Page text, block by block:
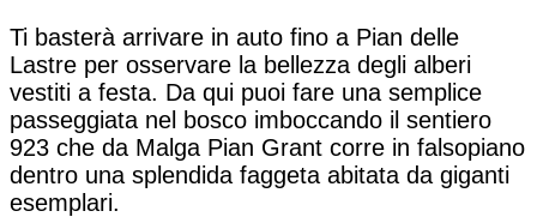
Ti basterà arrivare in auto fino a Pian delle
Lastre per osservare la bellezza degli alberi
vestiti a festa. Da qui puoi fare una semplice
passeggiata nel bosco imboccando il sentiero
923 che da Malga Pian Grant corre in falsopiano
dentro una splendida faggeta abitata da giganti
esemplari.